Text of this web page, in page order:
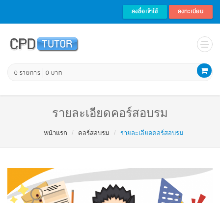
ลงชื่อเข้าใช้ ลงทะเบียน
0 รายการ 0 บาท
รายละเอียดคอร์สอบรม
หน้าแรก คอร์สอบรม รายละเอียดคอร์สอบรม